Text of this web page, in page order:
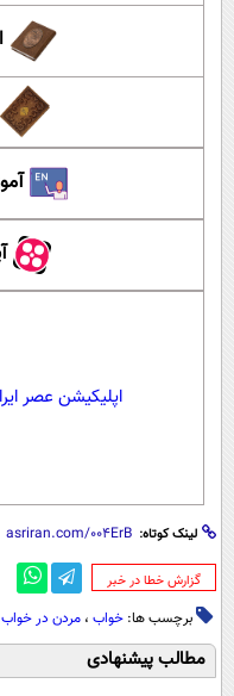
اپلیکیشن عصر
لینک کوتاه:
‌گزارش خطا در خبر
برچسب ها: خواب ، مردن در خواب
مطالب پیشنهادی